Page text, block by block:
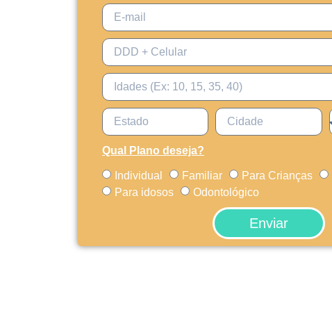
Qual Plano deseja?
Individual Familiar Para Crianças
Para idosos
Odontológico
Enviar